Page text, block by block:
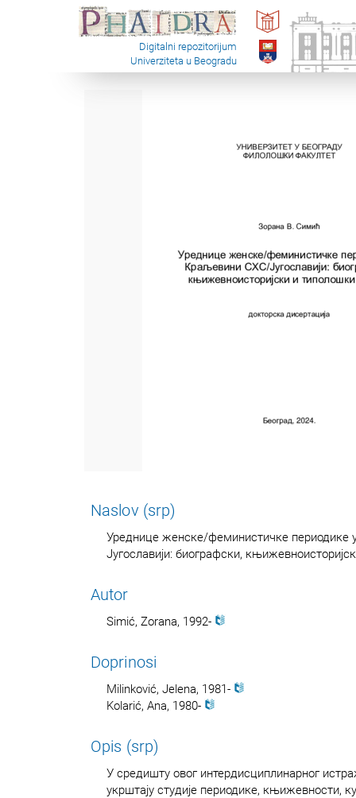
Digitalni repozitorijum
Univerziteta u Beogradu
Naslov (srp)
Уреднице женске/феминистичке
Југославији: биографски,
Autor
Simić, Zorana, 1992-
Doprinosi
Milinković, Jelena, 1981-
Kolarić, Ana, 1980-
Opis (srp)
У средишту овог интердисциплинарног
укрштају студије периодике, књижевности,